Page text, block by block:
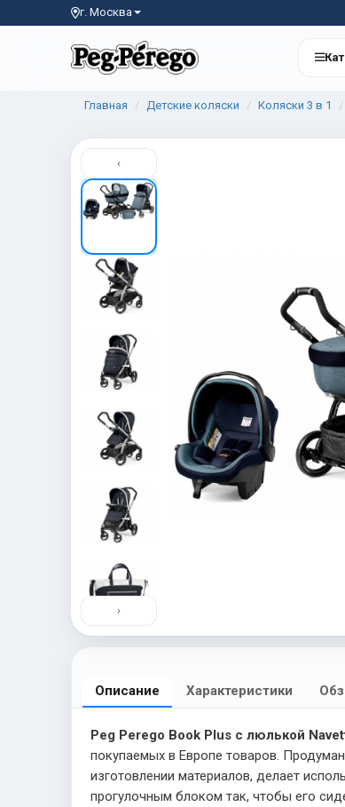
г. Москва
Главная Детские коляски Коляски 3 в 1
‹
›
Описание Характеристики
Peg Perego Book Plus с люлькой
покупаемых в Европе товаров.
изготовлении материалов, делает
прогулочным блоком так, чтобы его